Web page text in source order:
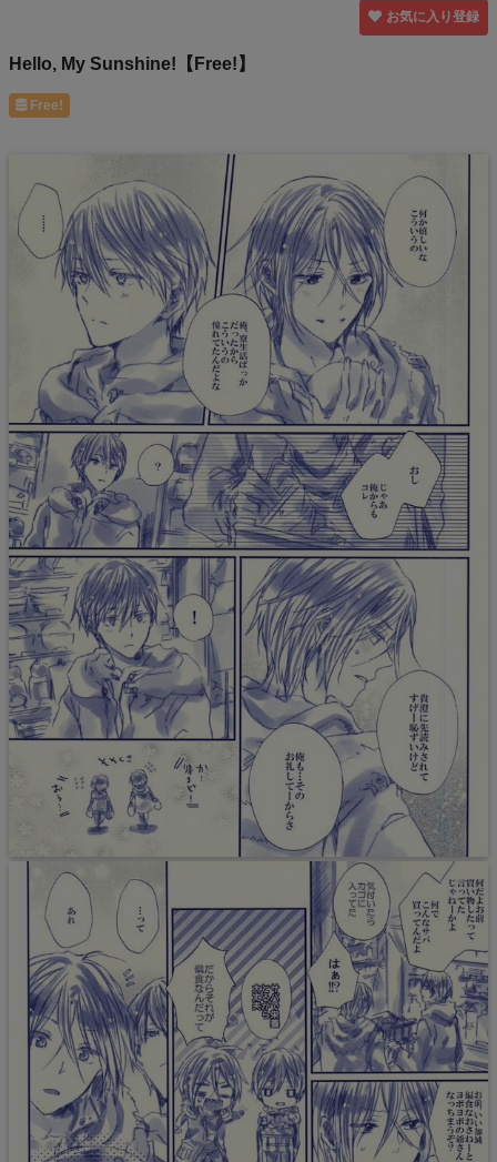
お気に入り登録
Hello, My Sunshine!【Free!】
Free!